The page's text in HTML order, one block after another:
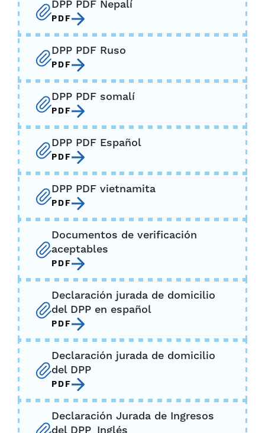
DPP PDF Nepalí
PDF
DPP PDF Ruso
PDF
DPP PDF somalí
PDF
DPP PDF Español
PDF
DPP PDF vietnamita
PDF
Documentos de verificación
aceptables
PDF
Declaración jurada de domicilio
del DPP en español
PDF
Declaración jurada de domicilio
del DPP
PDF
Declaración Jurada de Ingresos